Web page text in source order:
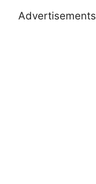
Advertisements